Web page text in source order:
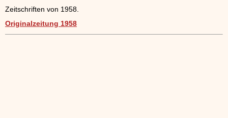
Zeitschriften von 1958.
Originalzeitung 1958